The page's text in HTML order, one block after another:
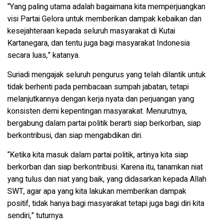
“Yang paling utama adalah bagaimana kita memperjuangkan
visi Partai Gelora untuk memberikan dampak kebaikan dan
kesejahteraan kepada seluruh masyarakat di Kutai
Kartanegara, dan tentu juga bagi masyarakat Indonesia
secara luas,” katanya.
Suriadi mengajak seluruh pengurus yang telah dilantik untuk
tidak berhenti pada pembacaan sumpah jabatan, tetapi
melanjutkannya dengan kerja nyata dan perjuangan yang
konsisten demi kepentingan masyarakat. Menurutnya,
bergabung dalam partai politik berarti siap berkorban, siap
berkontribusi, dan siap mengabdikan diri.
“Ketika kita masuk dalam partai politik, artinya kita siap
berkorban dan siap berkontribusi. Karena itu, tanamkan niat
yang tulus dan niat yang baik, yang didasarkan kepada Allah
SWT, agar apa yang kita lakukan memberikan dampak
positif, tidak hanya bagi masyarakat tetapi juga bagi diri kita
sendiri,” tuturnya.